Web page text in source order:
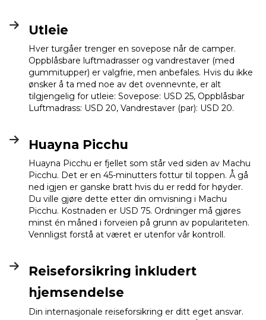
Utleie
Hver turgåer trenger en sovepose når de camper.
Oppblåsbare luftmadrasser og vandrestaver (med
gummitupper) er valgfrie, men anbefales. Hvis du ikke
ønsker å ta med noe av det ovennevnte, er alt
tilgjengelig for utleie: Sovepose: USD 25, Oppblåsbar
Luftmadrass: USD 20, Vandrestaver (par): USD 20.
Huayna Picchu
Huayna Picchu er fjellet som står ved siden av Machu
Picchu. Det er en 45-minutters fottur til toppen. Å gå
ned igjen er ganske bratt hvis du er redd for høyder.
Du ville gjøre dette etter din omvisning i Machu
Picchu. Kostnaden er USD 75. Ordninger må gjøres
minst én måned i forveien på grunn av populariteten.
Vennligst forstå at været er utenfor vår kontroll.
Reiseforsikring inkludert
hjemsendelse
Din internasjonale reiseforsikring er ditt eget ansvar.